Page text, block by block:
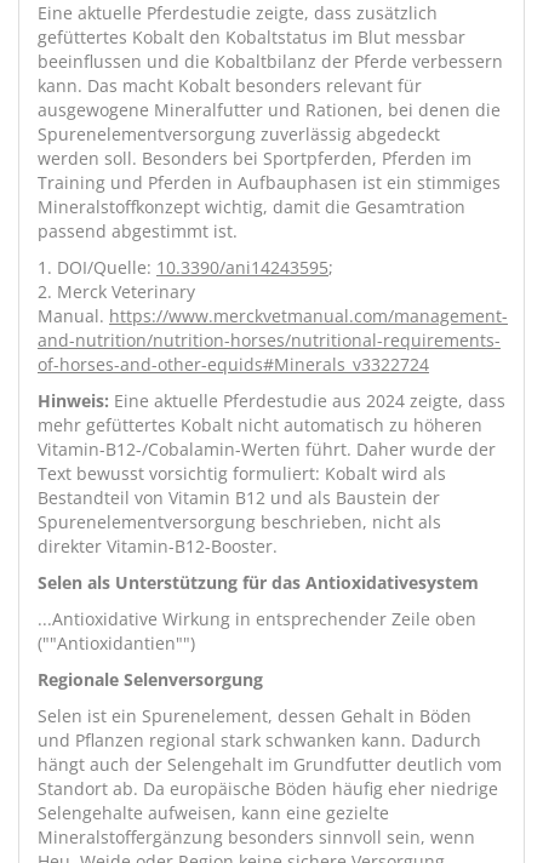
Eine aktuelle Pferdestudie zeigte, dass zusätzlich
gefüttertes Kobalt den Kobaltstatus im Blut messbar
beeinflussen und die Kobaltbilanz der Pferde verbessern
kann. Das macht Kobalt besonders relevant für
ausgewogene Mineralfutter und Rationen, bei denen die
Spurenelementversorgung zuverlässig abgedeckt
werden soll. Besonders bei Sportpferden, Pferden im
Training und Pferden in Aufbauphasen ist ein stimmiges
Mineralstoffkonzept wichtig, damit die Gesamtration
passend abgestimmt ist.
1. DOI/Quelle: 10.3390/ani14243595;
2. Merck Veterinary
Manual. https://www.merckvetmanual.com/management-
and-nutrition/nutrition-horses/nutritional-requirements-
of-horses-and-other-equids#Minerals_v3322724
Hinweis: Eine aktuelle Pferdestudie aus 2024 zeigte, dass
mehr gefüttertes Kobalt nicht automatisch zu höheren
Vitamin-B12-/Cobalamin-Werten führt. Daher wurde der
Text bewusst vorsichtig formuliert: Kobalt wird als
Bestandteil von Vitamin B12 und als Baustein der
Spurenelementversorgung beschrieben, nicht als
direkter Vitamin-B12-Booster.
Selen als Unterstützung für das Antioxidativesystem
...Antioxidative Wirkung in entsprechender Zeile oben
(""Antioxidantien"")
Regionale Selenversorgung
Selen ist ein Spurenelement, dessen Gehalt in Böden
und Pflanzen regional stark schwanken kann. Dadurch
hängt auch der Selengehalt im Grundfutter deutlich vom
Standort ab. Da europäische Böden häufig eher niedrige
Selengehalte aufweisen, kann eine gezielte
Mineralstoffergänzung besonders sinnvoll sein, wenn